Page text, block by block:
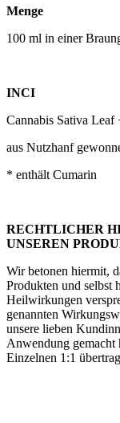
Menge
100 ml in einer
INCI
Cannabis Sativa Leaf
aus Nutzhanf
* enthält Cumarin
RECHTLICHER
UNSEREN
Wir betonen hiermit,
Produkten und selbst
Heilwirkungen
genannten
unsere lieben
Anwendung gemacht
Einzelnen 1:1